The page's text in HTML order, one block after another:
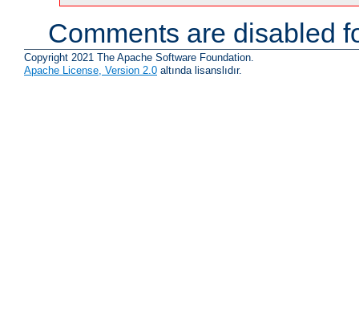
Comments are disabled
Copyright 2021 The Apache Software Foundation.
Apache License, Version 2.0 altında lisanslıdır.